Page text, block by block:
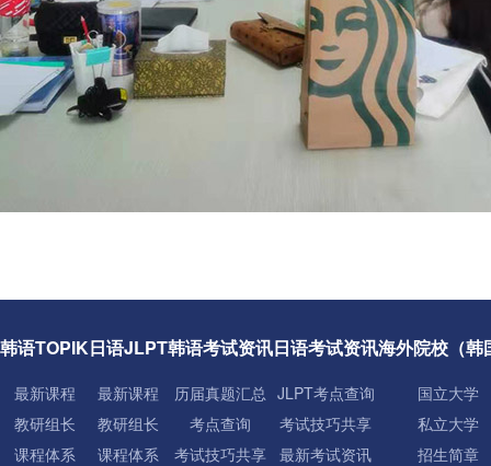
韩语TOPIK
最新课程
教研组长
课程体系
日语JLPT
最新课程
教研组长
课程体系
韩语考试资讯
历届真题汇总
考点查询
考试技巧共享
日语考试资讯
JLPT考点查询
考试技巧共享
最新考试资讯
海外院校（韩
国立大学
私立大学
招生简章